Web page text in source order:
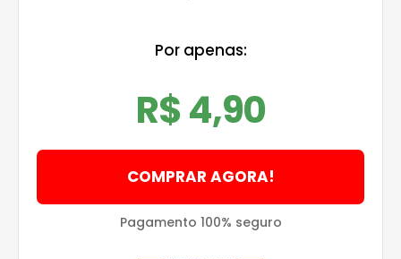
Por apenas:
R$ 4,90
COMPRAR AGORA!
Pagamento 100% seguro